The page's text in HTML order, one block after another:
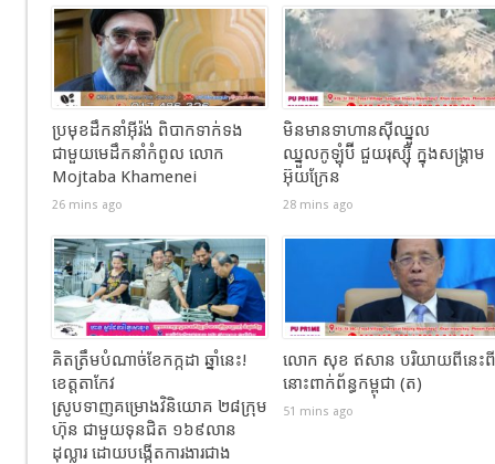
ប្រមុខដឹកនាំអ៊ីរ៉ង់ ពិបាកទាក់ទង
ជាមួយមេដឹកនាំកំពូល លោក
Mojtaba Khamenei
26 mins ago
មិនមានទាហានស៊ីឈ្នួល
ឈ្នួលកូឡុំប៊ី ជួយរុស្ស៊ី ក្នុងសង្រ្គាម
អ៊ុយក្រែន
28 mins ago
គិតត្រឹមបំណាច់ខែកក្កដា ឆ្នាំនេះ!
ខេត្តតាកែវ
ស្រូបទាញគម្រោងវិនិយោគ ២៨ក្រុម
ហ៊ុន ជាមួយទុនជិត ១៦៩លាន
ដុល្លារ ដោយបង្កើតការងារជាង
លោក សុខ ឥសាន បរិយាយពីនេះពី
នោះពាក់ព័ន្ធកម្ពុជា (ត)
51 mins ago